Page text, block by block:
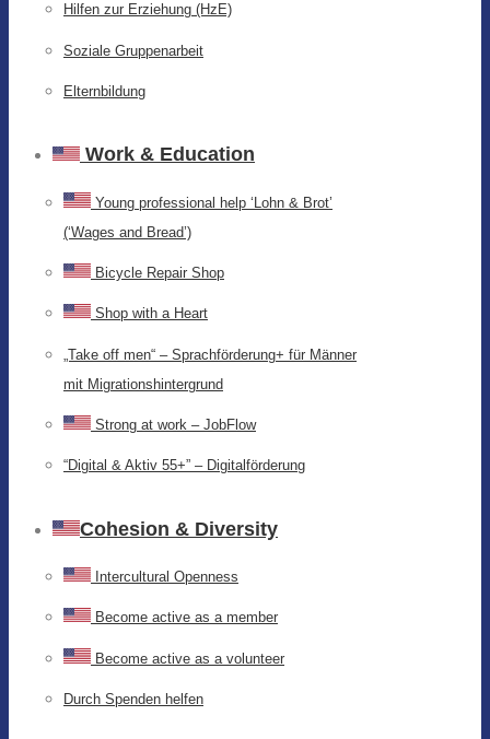
Hilfen zur Erziehung (HzE)
Soziale Gruppenarbeit
Elternbildung
Work & Education
Young professional help ‘Lohn & Brot’
(‘Wages and Bread’)
Bicycle Repair Shop
Shop with a Heart
„Take off men“ – Sprachförderung+ für Männer
mit Migrationshintergrund
Strong at work – JobFlow
“Digital & Aktiv 55+” – Digitalförderung
Cohesion & Diversity
Intercultural Openness
Become active as a member
Become active as a volunteer
Durch Spenden helfen